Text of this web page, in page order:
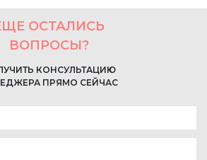
ОСТАЛИСЬ
ВОПРОСЫ?
КОНСУЛЬТАЦИЮ
ПРЯМО СЕЙЧАС